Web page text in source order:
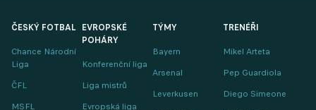
ČESKÝ FOTBAL
Chance Národní
Liga
ČFL
MSFL
EVROPSKÉ
POHÁRY
Konferenční liga
Liga mistrů
Evropská liga
TÝMY
Bayern
Arsenal
Leverkusen
TRENÉŘI
Mikel Arteta
Pep Guardiola
Diego Simeone